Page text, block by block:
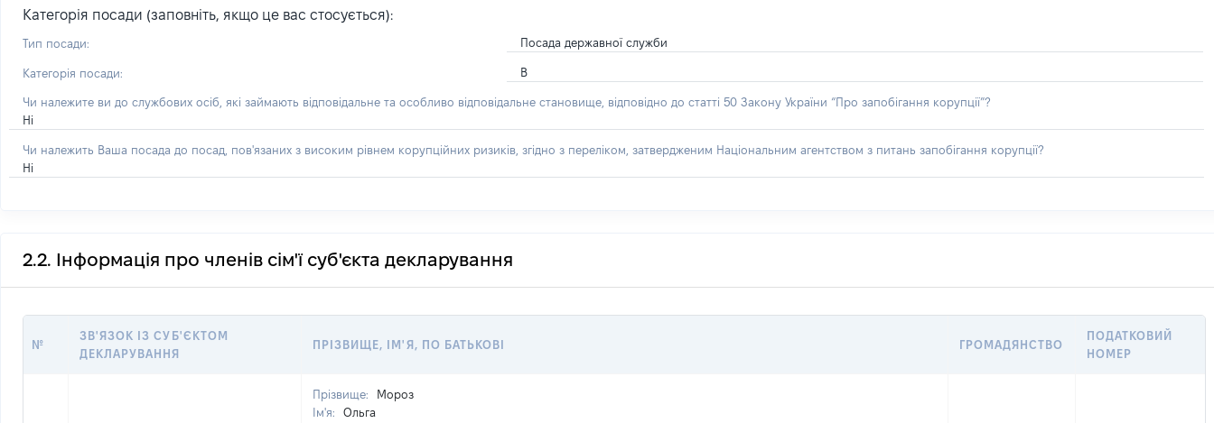
Категорія посади (заповніть, якщо це вас стосується):
Тип посади: Посада державної служби
Категорія посади: В
Чи належите ви до службових осіб, які займають відповідальне та особливо відповідальне становище, відповідно до статті 50 Закону України “Про запобігання корупції”?
Ні
Чи належить Ваша посада до посад, пов'язаних з високим рівнем корупційних ризиків, згідно з переліком, затвердженим Національним агентством з питань запобігання корупції?
Ні
2.2. Інформація про членів сім'ї суб'єкта декларування
№
ЗВ'ЯЗОК ІЗ СУБ'ЄКТОМ
ДЕКЛАРУВАННЯ
ПРІЗВИЩЕ, ІМ'Я, ПО БАТЬКОВІ ГРОМАДЯНСТВО
ПОДАТКОВИЙ
НОМЕР
Прізвище:
Мороз
Ім'я:
Ольга